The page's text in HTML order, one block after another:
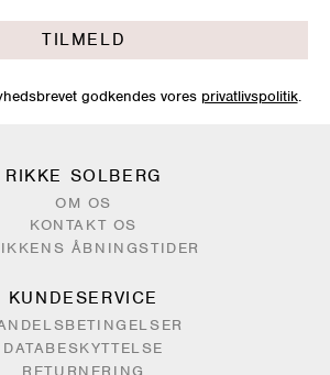
TILMELD
godkendes vores privatlivspolitik.
RIKKE SOLBERG
OM OS
KONTAKT OS
ÅBNINGSTIDER
KUNDESERVICE
DATABESKYTTELSE
RETURNERING